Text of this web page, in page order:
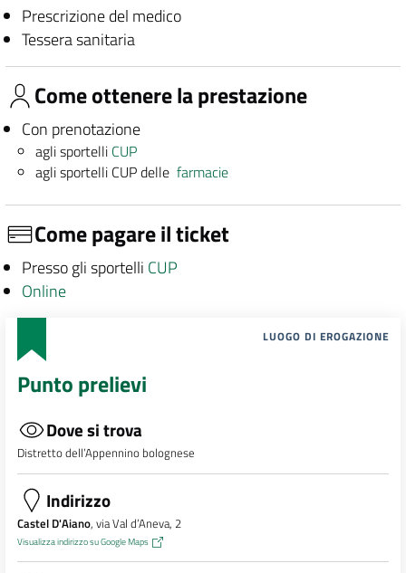
Prescrizione del medico
Tessera sanitaria
Come ottenere la prestazione
Con prenotazione
agli sportelli CUP
agli sportelli CUP dellefarmacie
Come pagare il ticket
Presso gli sportelli CUP
Online
LUOGO DI EROGAZIONE
Punto prelievi
Dove si trova
Distretto dell’Appennino bolognese
Indirizzo
Castel D'Aiano, via Val d’Aneva, 2
Visualizza indirizzo su Google Maps